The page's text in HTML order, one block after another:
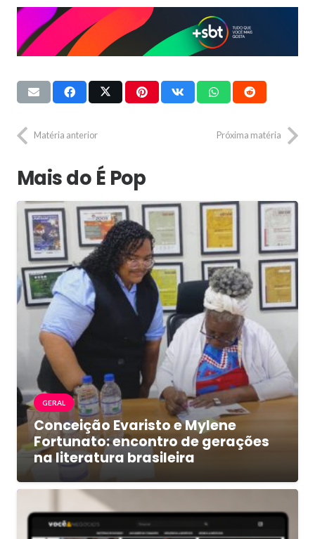
Matéria anterior Próxima matéria
Mais do É Pop
GERAL
Conceição Evaristo e Mylene
Fortunato: encontro de gerações
na literatura brasileira